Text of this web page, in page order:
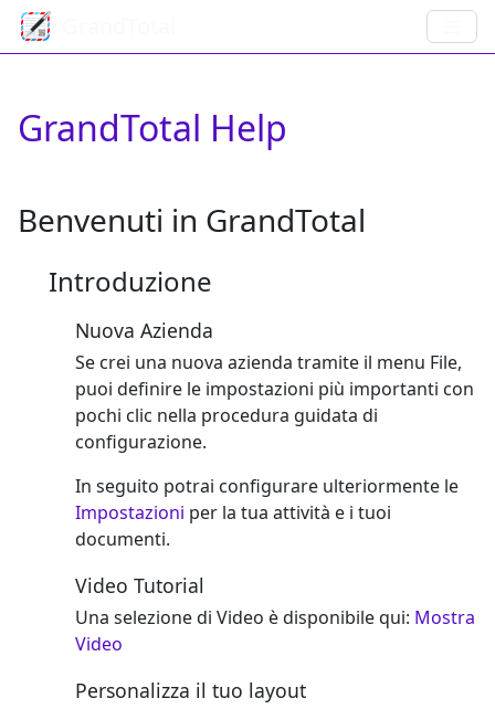
GrandTotal Help
Benvenuti in GrandTotal
Introduzione
Nuova Azienda
Se crei una nuova azienda tramite il menu File,
puoi definire le impostazioni più importanti con
pochi clic nella procedura guidata di
configurazione.
In seguito potrai configurare ulteriormente le
Impostazioni per la tua attività e i tuoi
documenti.
Video Tutorial
Una selezione di Video è disponibile qui: Mostra
Video
Personalizza il tuo layout